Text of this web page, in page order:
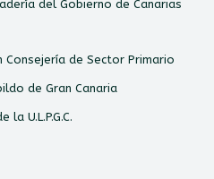
del Gobierno de Canarias
de Sector Primario
de Gran Canaria
U.L.P.G.C.